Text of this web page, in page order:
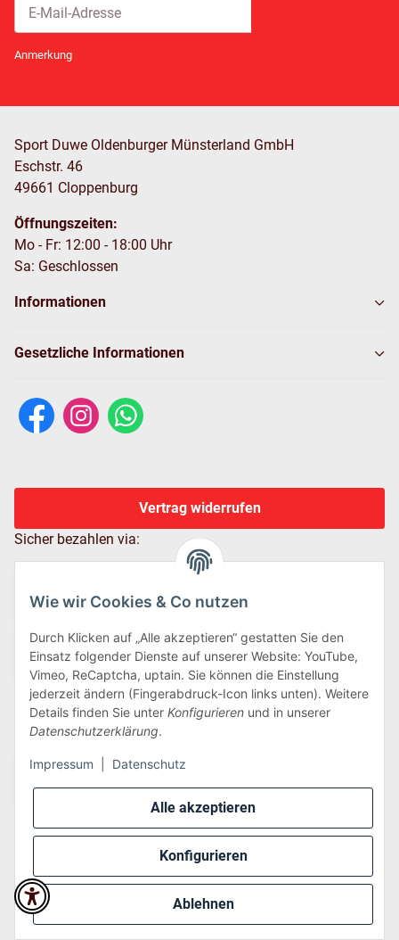
Alle akzeptieren
Konfigurieren
Ablehnen
Wie wir Cookies & Co nutzen
Durch Klicken auf „Alle akzeptieren“ gestatten Sie den
Einsatz folgender Dienste auf unserer Website: YouTube,
Vimeo, ReCaptcha, uptain. Sie können die Einstellung
jederzeit ändern (Fingerabdruck-Icon links unten). Weitere
Details finden Sie unter Konfigurieren und in unserer
Datenschutzerklärung.
Impressum Datenschutz
Anmerkung
Sport Duwe Oldenburger Münsterland GmbH
Eschstr. 46
49661 Cloppenburg
Öffnungszeiten:
Mo - Fr: 12:00 - 18:00 Uhr
Sa: Geschlossen
Informationen
Gesetzliche Informationen
Vertrag widerrufen
Sicher bezahlen via:
Wir versenden via:
* Alle Preise inkl. gesetzlicher USt., zzgl.Versand
Perfected byDreizack Medien